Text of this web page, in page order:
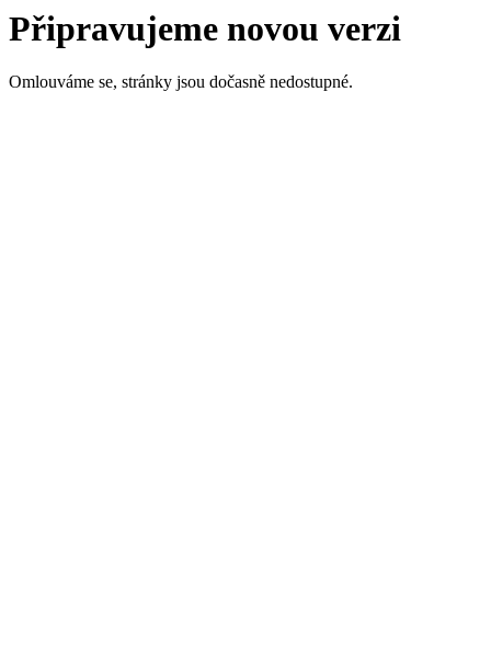
Připravujeme novou verzi
Omlouváme se, stránky jsou dočasně nedostupné.